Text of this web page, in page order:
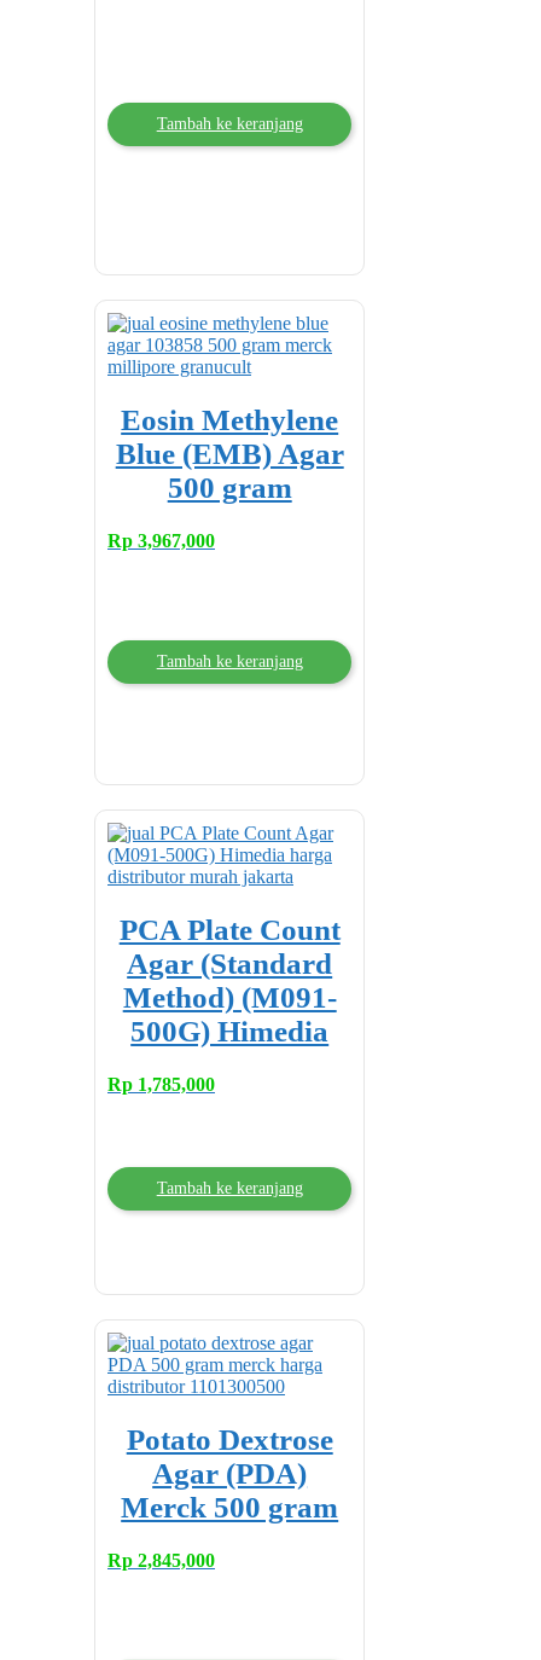
Tambah ke keranjang
Eosin Methylene
Blue (EMB) Agar
500 gram
Rp 3,967,000
Tambah ke keranjang
PCA Plate Count
Agar (Standard
Method) (M091-
500G) Himedia
Rp 1,785,000
Tambah ke keranjang
Potato Dextrose
Agar (PDA)
Merck 500 gram
Rp 2,845,000